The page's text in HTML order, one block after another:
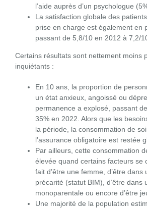
l’aide auprès d’un psychologue
La satisfaction globale des
prise en charge est également en
passant de 5,8/10 en 2012 à 7,2/
Certains résultats sont nettement moins
inquiétants :
En 10 ans, la proportion de
un état anxieux, angoissé ou
permanence a explosé, passant
35% en 2022. Alors que les
la période, la consommation de
l’assurance obligatoire est restée
Par ailleurs, cette consommation
élevée quand certains facteurs se
fait d’être une femme, d’être dans
précarité (statut BIM), d’être dans
monoparentale ou encore d’être
Une majorité de la population